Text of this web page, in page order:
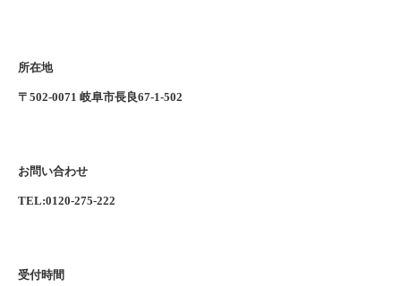
所在地
〒502-0071 岐阜市長良67-1-502
お問い合わせ
TEL:0120-275-222
受付時間